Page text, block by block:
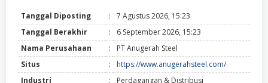
Tanggal Diposting :
7 Agustus 2026, 15:23
Tanggal Berakhir
:
6 September 2026, 15:23
Nama Perusahaan
:
PT Anugerah Steel
Situs
:
https://www.anugerahsteel.com/
Industri
:
Perdagangan & Distribusi